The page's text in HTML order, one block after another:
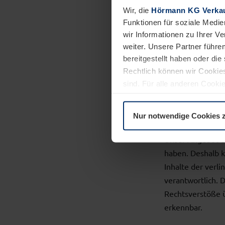
Wir, die Hörmann KG
Funktionen für soziale
wir Informationen zu Ihrer
weiter. Unsere Partner
bereitgestellt haben oder
Rechtlich können wir
sind. Für alle anderen
Nur notwendige Cookies
nach
Verpflichtungen
allgemeinen
dem Zeitpunkt
Haftung
haben. Deshalb
Inhalte der
verantwortlich.
Rechtsverstöße
erkennbar.